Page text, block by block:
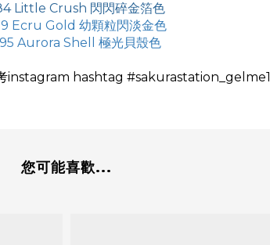
Little Crush 閃閃碎金箔色
Ecru Gold 幼顆粒閃淡金色
Aurora Shell 極光貝殼色
instagram hashtag #sakurastation_gelme1
您可能喜歡...